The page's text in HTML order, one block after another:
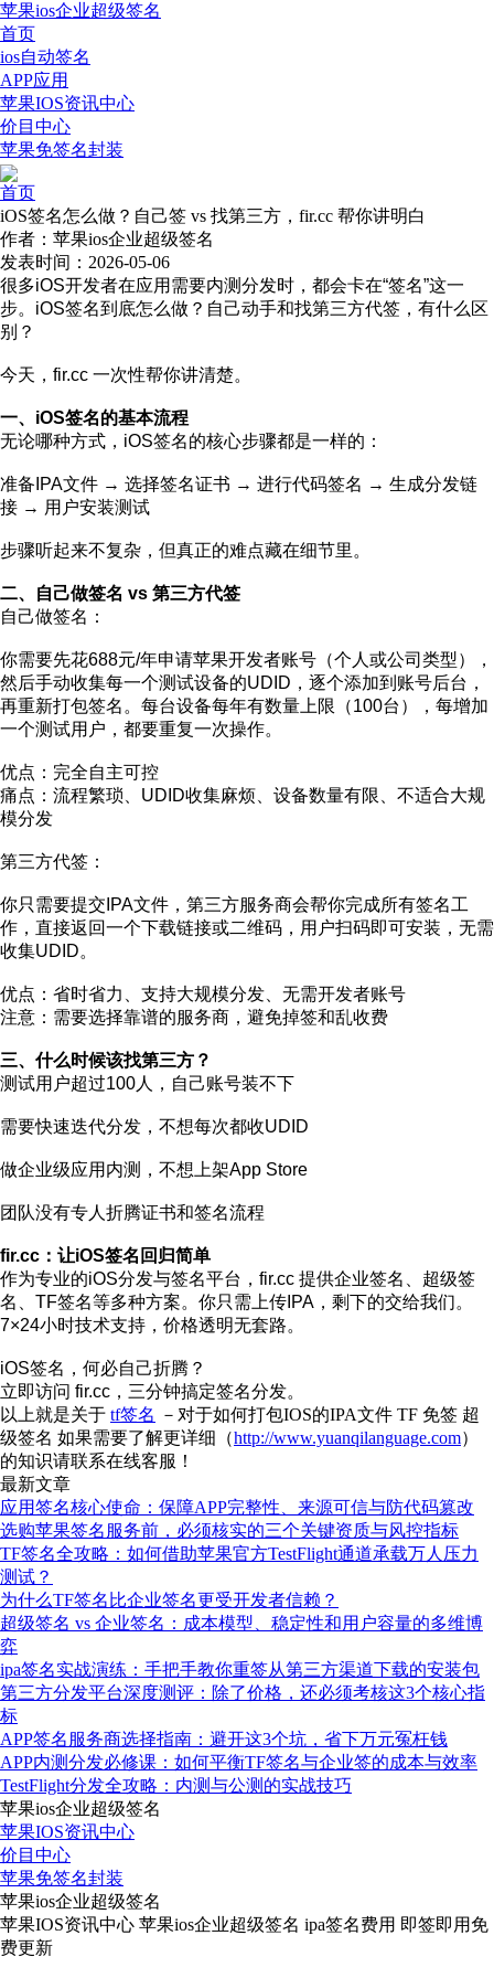
苹果ios企业超级签名
首页
ios自动签名
APP应用
苹果IOS资讯中心
价目中心
苹果免签名封装
首页
iOS签名怎么做？自己签 vs 找第三方，fir.cc 帮你讲明白
作者：苹果ios企业超级签名
发表时间：2026-05-06
很多iOS开发者在应用需要内测分发时，都会卡在“签名”这一
步。iOS签名到底怎么做？自己动手和找第三方代签，有什么区
别？
今天，fir.cc 一次性帮你讲清楚。
一、iOS签名的基本流程
无论哪种方式，iOS签名的核心步骤都是一样的：
准备IPA文件 → 选择签名证书 → 进行代码签名 → 生成分发链
接 → 用户安装测试
步骤听起来不复杂，但真正的难点藏在细节里。
二、自己做签名 vs 第三方代签
自己做签名：
你需要先花688元/年申请苹果开发者账号（个人或公司类型），
然后手动收集每一个测试设备的UDID，逐个添加到账号后台，
再重新打包签名。每台设备每年有数量上限（100台），每增加
一个测试用户，都要重复一次操作。
优点：完全自主可控
痛点：流程繁琐、UDID收集麻烦、设备数量有限、不适合大规
模分发
第三方代签：
你只需要提交IPA文件，第三方服务商会帮你完成所有签名工
作，直接返回一个下载链接或二维码，用户扫码即可安装，无需
收集UDID。
优点：省时省力、支持大规模分发、无需开发者账号
注意：需要选择靠谱的服务商，避免掉签和乱收费
三、什么时候该找第三方？
测试用户超过100人，自己账号装不下
需要快速迭代分发，不想每次都收UDID
做企业级应用内测，不想上架App Store
团队没有专人折腾证书和签名流程
fir.cc：让iOS签名回归简单
作为专业的iOS分发与签名平台，fir.cc 提供企业签名、超级签
名、TF签名等多种方案。你只需上传IPA，剩下的交给我们。
7×24小时技术支持，价格透明无套路。
iOS签名，何必自己折腾？
立即访问 fir.cc，三分钟搞定签名分发。
以上就是关于 tf签名 －对于如何打包IOS的IPA文件 TF 免签 超
级签名 如果需要了解更详细（http://www.yuanqilanguage.com）
的知识请联系在线客服！
最新文章
应用签名核心使命：保障APP完整性、来源可信与防代码篡改
选购苹果签名服务前，必须核实的三个关键资质与风控指标
TF签名全攻略：如何借助苹果官方TestFlight通道承载万人压力
测试？
为什么TF签名比企业签名更受开发者信赖？
超级签名 vs 企业签名：成本模型、稳定性和用户容量的多维博
弈
ipa签名实战演练：手把手教你重签从第三方渠道下载的安装包
第三方分发平台深度测评：除了价格，还必须考核这3个核心指
标
APP签名服务商选择指南：避开这3个坑，省下万元冤枉钱
APP内测分发必修课：如何平衡TF签名与企业签的成本与效率
TestFlight分发全攻略：内测与公测的实战技巧
苹果ios企业超级签名
苹果IOS资讯中心
价目中心
苹果免签名封装
苹果ios企业超级签名
苹果IOS资讯中心 苹果ios企业超级签名 ipa签名费用 即签即用免
费更新